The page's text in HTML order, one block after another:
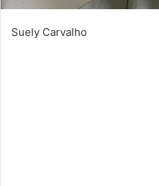
Suely Carvalho